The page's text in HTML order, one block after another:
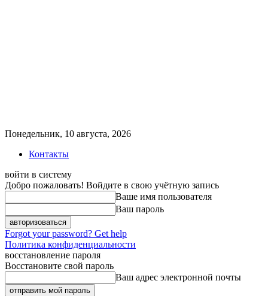
Понедельник, 10 августа, 2026
Контакты
войти в систему
Добро пожаловать! Войдите в свою учётную запись
Ваше имя пользователя
Ваш пароль
Forgot your password? Get help
Политика конфиденциальности
восстановление пароля
Восстановите свой пароль
Ваш адрес электронной почты